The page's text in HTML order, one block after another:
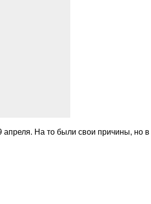
апреля. На то были свои причины, но